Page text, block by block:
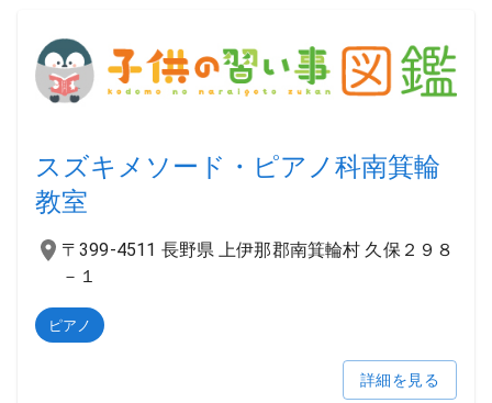
スズキメソード・ピアノ科南箕輪
教室
〒399-4511 長野県 上伊那郡南箕輪村 久保２９８
－１
ピアノ
詳細を見る